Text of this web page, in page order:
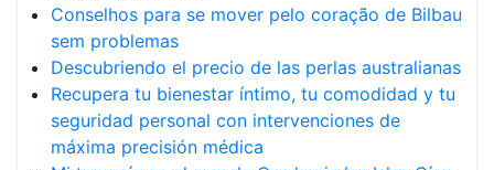
Conselhos para se mover pelo coração de Bilbau
sem problemas
Descubriendo el precio de las perlas australianas
Recupera tu bienestar íntimo, tu comodidad y tu
seguridad personal con intervenciones de
máxima precisión médica